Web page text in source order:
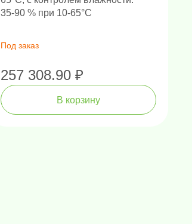
35-90 % при 10-65°C
Под заказ
257 308.90 ₽
В корзину